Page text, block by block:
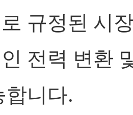
규정된 시
전력 변환
니다.